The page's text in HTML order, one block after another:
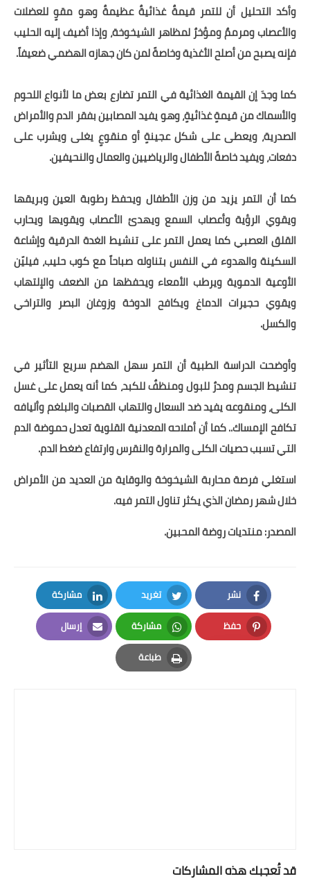
أطباق عيد الأضحي
حلا الأعياد
سحور رمضان
مشروب وحلا
مشروبات
حلويات العيد
مواضيع ست البيت
قصص مطبخ مصورة
مقالات
مسابقة المجلة
نصائح وفوائد
نصيحة اليوم
وأكد التحليل أن للتمر قيمةٌ غذائيةٌ عظيمةٌ وهو مقوٍ للعضلات
والأعصاب ومرممٌ ومؤخرٌ لمظاهر الشيخوخة، وإذا أضيف إليه الحليب
فإنه يصبح من أصلح الأغذية وخاصةً لمن كان جهازه الهضمي ضعيفاً.
كما وجدَ إن القيمة الغذائية في التمر تضارع بعض ما لأنواع اللحوم
والأسماك من قيمةٍ غذائيةٍ، وهو يفيد المصابين بفقر الدم والأمراض
الصدرية، ويعطى على شكل عجينةٍ أو منقوعٍ يغلى ويشرب على
دفعات، ويفيد خاصةً الأطفال والرياضيين والعمال والنحيفين.
كما أن التمر يزيد من وزن الأطفال ويحفظ رطوبة العين وبريقها
ويقوي الرؤية وأعصاب السمع ويهدئ الأعصاب ويقويها ويحارب
القلق العصبي كما يعمل التمر على تنشيط الغدة الدرقية وإشاعة
السكينة والهدوء في النفس بتناوله صباحاً مع كوب حليب، فيليّن
الأوعية الدموية ويرطب الأمعاء ويحفظها من الضعف والإلتهاب
ويقوي حجيرات الدماغ ويكافح الدوخة وزوغان البصر والتراخي
والكسل.
وأوضحت الدراسة الطبية أن التمر سهل الهضم سريع التأثير في
تنشيط الجسم ومدرٌ للبول ومنظفٌ للكبد، كما أنه يعمل على غسل
الكلى، ومنقوعه يفيد ضد السعال والتهاب القصبات والبلغم وأليافه
تكافح الإمساك.. كما أن أملاحه المعدنية القلوية تعدل حموضة الدم
التي تسبب حصيات الكلى والمرارة والنقرس وارتفاع ضغط الدم.
استغلي فرصة محاربة الشيخوخة والوقاية من العديد من الأمراض
خلال شهر رمضان الذي يكثر تناول التمر فيه.
المصدر: منتديات روضة المحبين.
نشر
Facebook
تغريد
Twitter
مشاركة
LinkedIn
حفظ
Pinterest
مشاركة
Whatsapp
إرسال
Email
طباعة
Print
قد تُعجبك هذه المشاركات